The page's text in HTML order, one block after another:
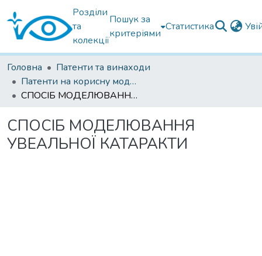
Розділи
та
колекції
Пошук за
критеріями
Статистика
Головна
Патенти та винаходи
Патенти на корисну модель
СПОСІБ МОДЕЛЮВАННЯ УВЕАЛЬНОЇ КАТАРАКТИ
СПОСІБ МОДЕЛЮВАННЯ
УВЕАЛЬНОЇ КАТАРАКТИ